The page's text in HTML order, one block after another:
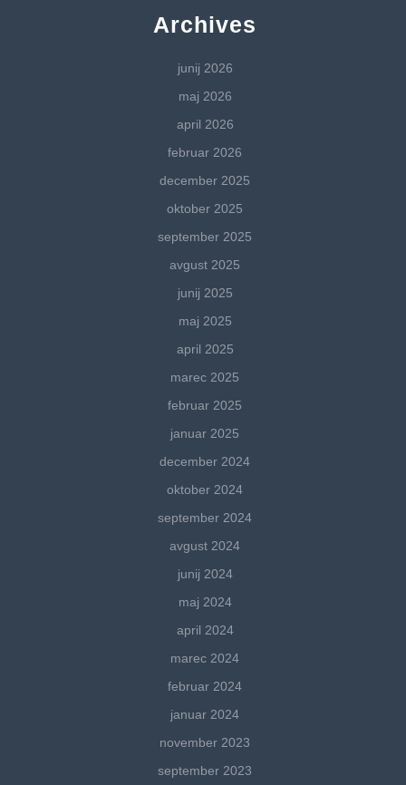
Archives
junij 2026
maj 2026
april 2026
februar 2026
december 2025
oktober 2025
september 2025
avgust 2025
junij 2025
maj 2025
april 2025
marec 2025
februar 2025
januar 2025
december 2024
oktober 2024
september 2024
avgust 2024
junij 2024
maj 2024
april 2024
marec 2024
februar 2024
januar 2024
november 2023
september 2023